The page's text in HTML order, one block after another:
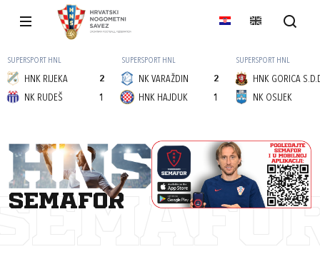
SUPERSPORT HNL
HNK RIJEKA
2
1
NK RUDEŠ
SUPERSPORT HNL
NK VARAŽDIN
2
1
HNK HAJDUK
SUPERSPORT HNL
HNK GORICA
NK OSIJEK
semafor